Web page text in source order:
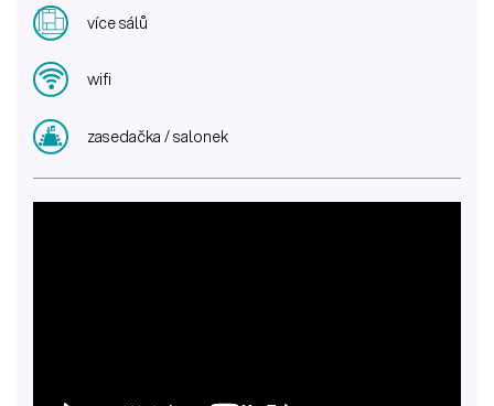
více sálů
wifi
zasedačka / salonek